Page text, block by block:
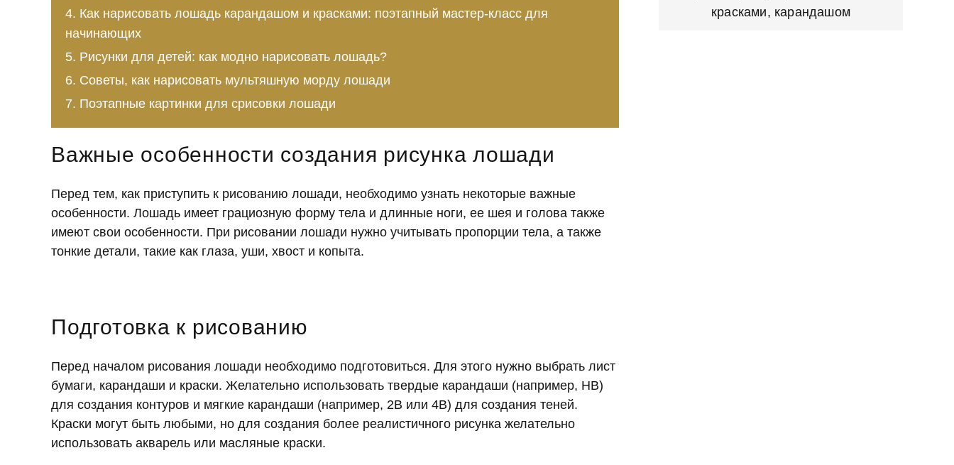
Как нарисовать лошадь карандашом и красками: поэтапный мастер-класс для
начинающих
Рисунки для детей: как модно нарисовать лошадь?
Советы, как нарисовать мультяшную морду лошади
Поэтапные картинки для срисовки лошади
Важные особенности создания рисунка лошади
Перед тем, как приступить к рисованию лошади, необходимо узнать некоторые важные
особенности. Лошадь имеет грациозную форму тела и длинные ноги, ее шея и голова также
имеют свои особенности. При рисовании лошади нужно учитывать пропорции тела, а также
тонкие детали, такие как глаза, уши, хвост и копыта.
Подготовка к рисованию
Перед началом рисования лошади необходимо подготовиться. Для этого нужно выбрать лист
бумаги, карандаши и краски. Желательно использовать твердые карандаши (например, HB)
для создания контуров и мягкие карандаши (например, 2B или 4B) для создания теней.
Краски могут быть любыми, но для создания более реалистичного рисунка желательно
использовать акварель или масляные краски.
красками, карандашом